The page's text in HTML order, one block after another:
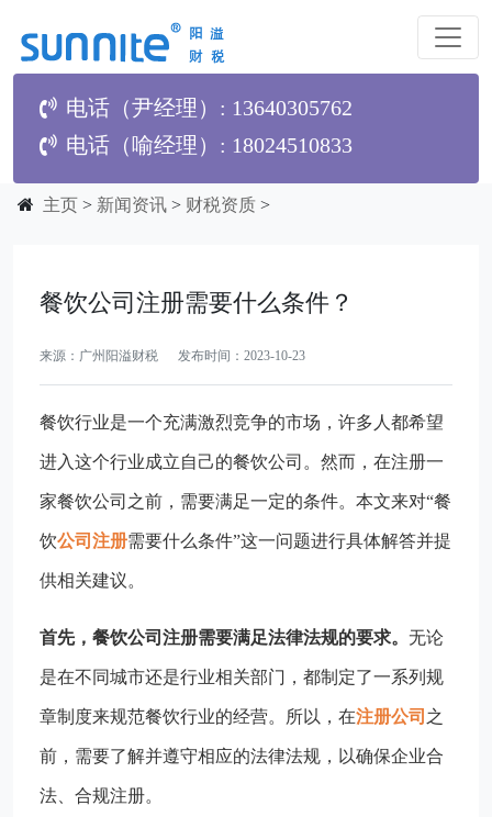
电话（尹经理）: 13640305762
电话（喻经理）: 18024510833
主页 > 新闻资讯 > 财税资质 >
餐饮公司注册需要什么条件？
来源：广州阳溢财税 发布时间：2023-10-23
餐饮行业是一个充满激烈竞争的市场，许多人都希望
进入这个行业成立自己的餐饮公司。然而，在注册一
家餐饮公司之前，需要满足一定的条件。本文来对“餐
饮公司注册需要什么条件”这一问题进行具体解答并提
供相关建议。
首先，餐饮公司注册需要满足法律法规的要求。 无论
是在不同城市还是行业相关部门，都制定了一系列规
章制度来规范餐饮行业的经营。所以，在注册公司 之
前，需要了解并遵守相应的法律法规，以确保企业合
法、合规注册。